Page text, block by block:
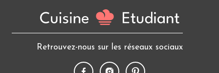
Retrouvez-nous sur les réseaux sociaux